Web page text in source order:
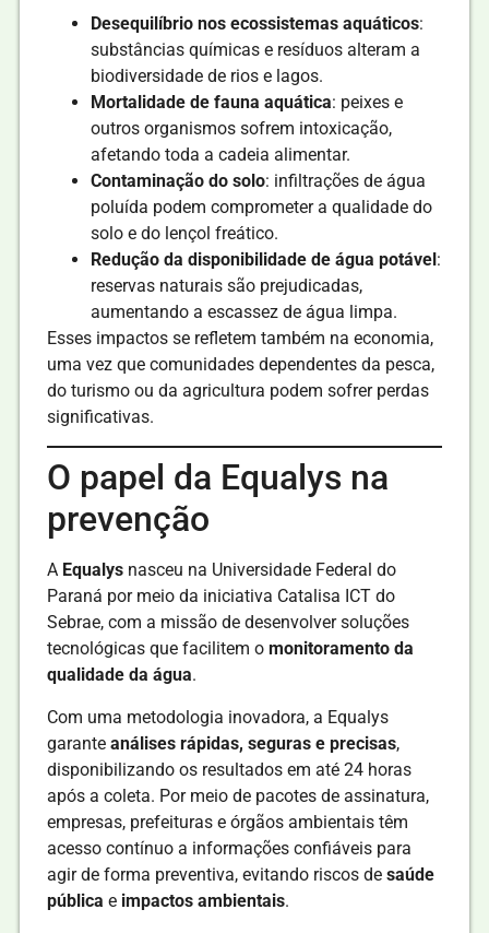
Desequilíbrio nos ecossistemas aquáticos:
substâncias químicas e resíduos alteram a
biodiversidade de rios e lagos.
Mortalidade de fauna aquática: peixes e
outros organismos sofrem intoxicação,
afetando toda a cadeia alimentar.
Contaminação do solo: infiltrações de água
poluída podem comprometer a qualidade do
solo e do lençol freático.
Redução da disponibilidade de água potável:
reservas naturais são prejudicadas,
aumentando a escassez de água limpa.
Esses impactos se refletem também na economia,
uma vez que comunidades dependentes da pesca,
do turismo ou da agricultura podem sofrer perdas
significativas.
O papel da Equalys na
prevenção
A Equalysnasceu na Universidade Federal do
Paraná por meio da iniciativa Catalisa ICT do
Sebrae, com a missão de desenvolver soluções
tecnológicas que facilitem o monitoramento da
qualidade da água.
Com uma metodologia inovadora, a Equalys
garante análises rápidas, seguras e precisas,
disponibilizando os resultados em até 24 horas
após a coleta. Por meio de pacotes de assinatura,
empresas, prefeituras e órgãos ambientais têm
acesso contínuo a informações confiáveis para
agir de forma preventiva, evitando riscos de saúde
pública e impactos ambientais.